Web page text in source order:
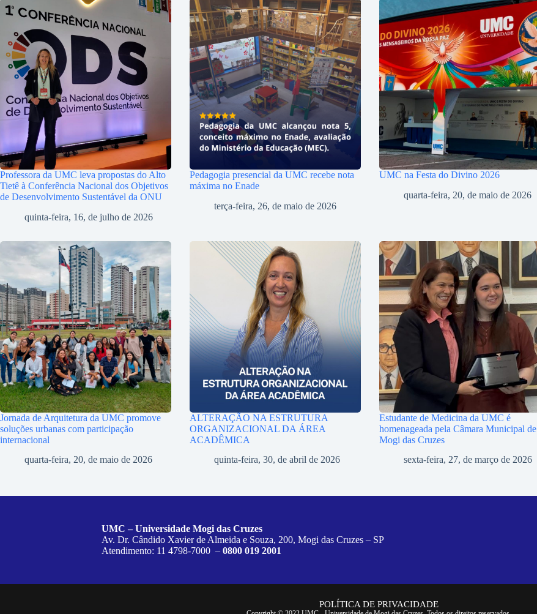
Professora da UMC leva propostas do Alto
Tietê à Conferência Nacional dos Objetivos
de Desenvolvimento Sustentável da ONU
quinta-feira, 16, de julho de 2026
Pedagogia presencial da UMC recebe nota
máxima no Enade
terça-feira, 26, de maio de 2026
UMC na Festa do Divino 2026
quarta-feira, 20, de maio de 2026
Jornada de Arquitetura da UMC promove
soluções urbanas com participação
internacional
quarta-feira, 20, de maio de 2026
ALTERAÇÃO NA ESTRUTURA
ORGANIZACIONAL DA ÁREA
ACADÊMICA
quinta-feira, 30, de abril de 2026
Estudante de Medicina da UMC é
homenageada pela Câmara Municipal de
Mogi das Cruzes
sexta-feira, 27, de março de 2026
UMC – Universidade Mogi das Cruzes
Av. Dr. Cândido Xavier de Almeida e Souza, 200, Mogi das Cruzes – SP
Atendimento: 11 4798-7000 –0800 019 2001
POLÍTICA DE PRIVACIDADE